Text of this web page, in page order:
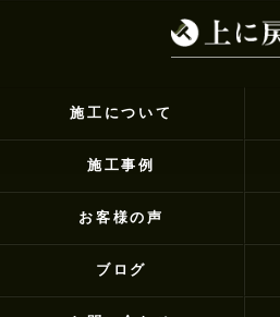
施工について
施工事例
お客様の声
ブログ